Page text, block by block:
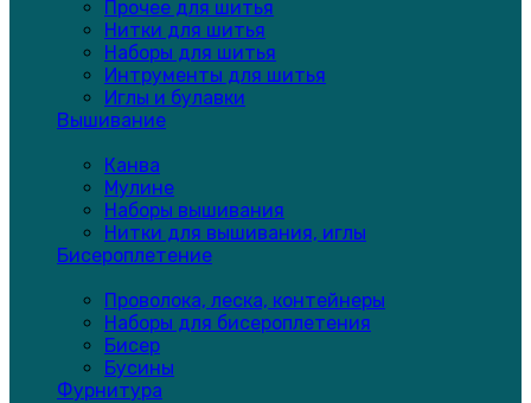
Прочее для шитья
Нитки для шитья
Наборы для шитья
Интрументы для шитья
Иглы и булавки
Вышивание
Канва
Мулине
Наборы вышивания
Нитки для вышивания, иглы
Бисероплетение
Проволока, леска, контейнеры
Наборы для бисероплетения
Бисер
Бусины
Фурнитура